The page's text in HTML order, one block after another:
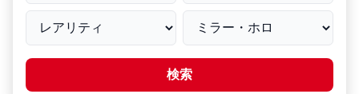
検索